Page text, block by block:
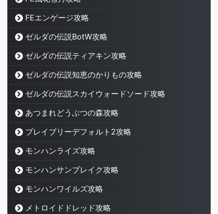
FEエンゲージ攻略
ゼルダの伝説BotW攻略
ゼルダの伝説ティアキン攻略
ゼルダの伝説知恵のかりもの攻略
ゼルダの伝説スカイウォードソード攻略
あつまれどうぶつの森攻略
ブレイブリーデフォルト2攻略
モンハンライズ攻略
モンハンサンブレイク攻略
モンハンワイルズ攻略
メトロイドドレッド攻略